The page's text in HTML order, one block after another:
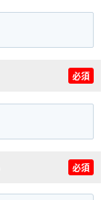
必須
必須